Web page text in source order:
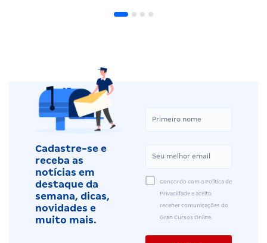
Cadastre-se e
receba as
notícias em
destaque da
semana, dicas,
novidades e
muito mais.
Concordo com a Política de
Privacidade e aceito
receber comunicações do
Gran Cursos Online.